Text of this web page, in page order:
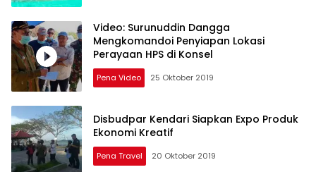
Video: Surunuddin Dangga
Mengkomandoi Penyiapan Lokasi
Perayaan HPS di Konsel
Pena Video 25 Oktober 2019
Disbudpar Kendari Siapkan Expo Produk
Ekonomi Kreatif
Pena Travel 20 Oktober 2019